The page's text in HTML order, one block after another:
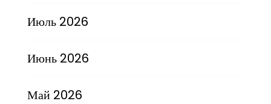
Июль 2026
Июнь 2026
Май 2026